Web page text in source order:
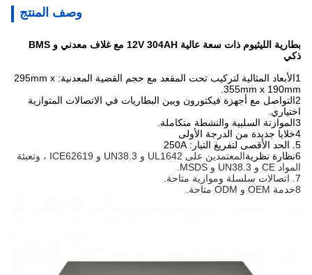
وصف المنتج
بطارية الليثيوم ذات سعة عالية 12V 304AH مع غلاف معدني و BMS
ذكي
1الأبعاد المثالية لتركيب تحت المقعد مع حجم القضية المعدنية: 295mm x
355mm x 190mm.
2التواصل مع أجهزة فيكتورون وبين البطاريات في الاتصالات المتوازية
اختياري.
3الموازنة السلبية والنشطة متكاملة.
4خلايا جديدة من الدرجة الأولى
5. الحد الأقصى لتفريغ التيار: 250A
6نظارة نظرية
المعتمدين على UL1642 و UN38.3 و ICE62619 ، وتعبئة
المواد CE و UN38.3 و MSDS.
7. اتصالات سلسلة وموازية متاحة.
8خدمة OEM و ODM متاحة.